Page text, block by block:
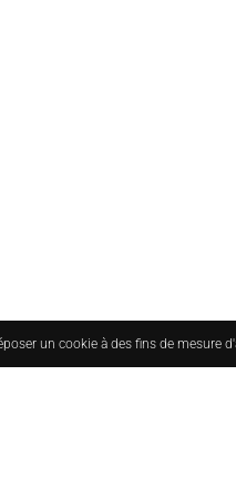
un cookie à des fins de mesure